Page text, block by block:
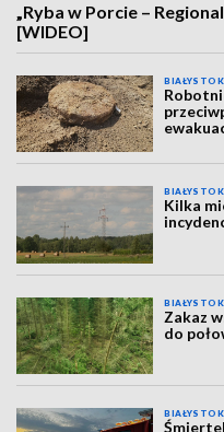
„Ryba w Porcie –
[WIDEO]
BIAŁYSTOK
BIAŁYSTOK
Kilka
BIAŁYSTOK
Zakaz
do
BIAŁYSTOK